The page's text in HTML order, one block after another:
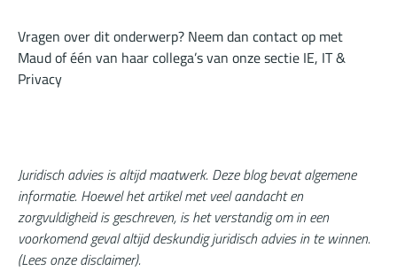
Vragen over dit onderwerp? Neem dan contact op met
Maudof één van haar collega’s van onzesectie IE, IT &
Privacy
Juridisch advies is altijd maatwerk. Deze blog bevat algemene
informatie. Hoewel het artikel met veel aandacht en
zorgvuldigheid is geschreven, is het verstandig om in een
voorkomend geval altijd deskundig juridisch advies in te winnen.
(Lees onze disclaimer).